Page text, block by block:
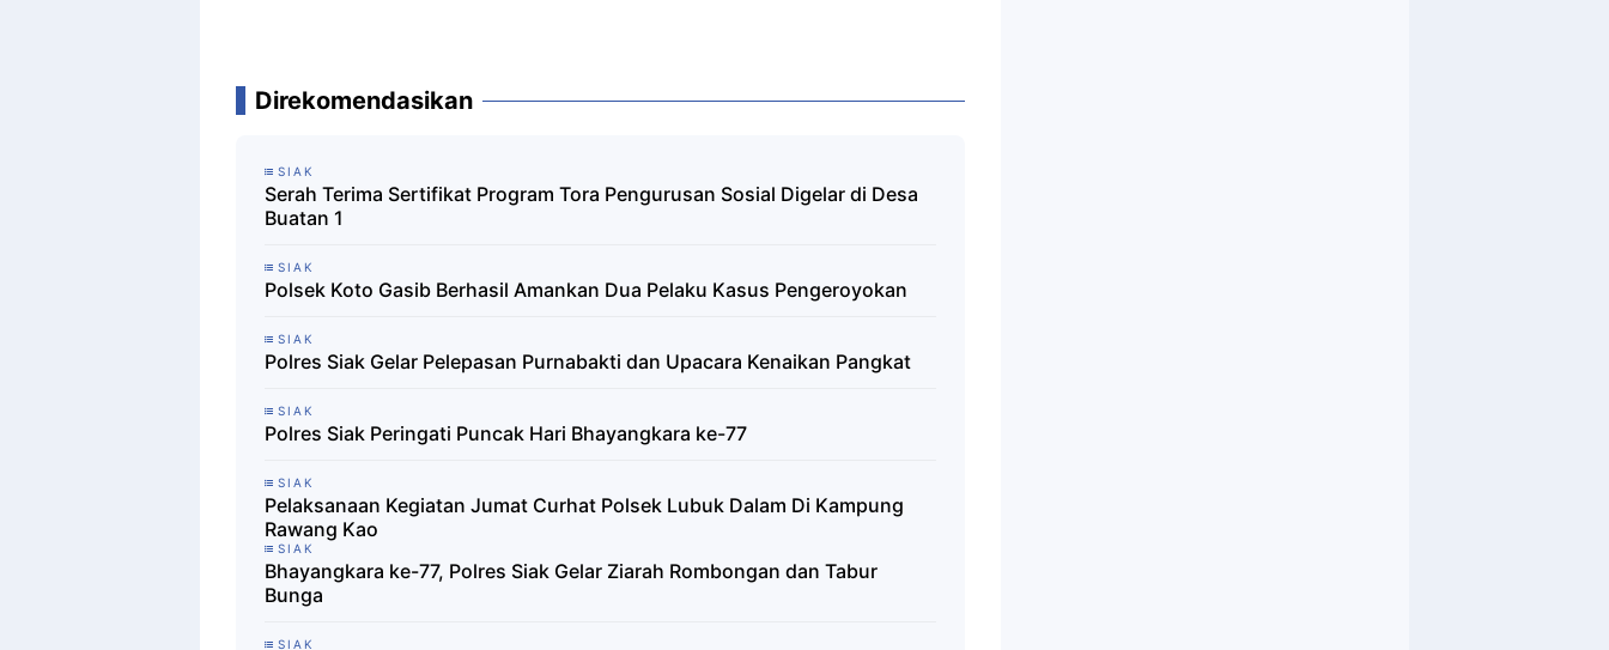
Direkomendasikan
SIAK
Serah Terima Sertifikat Program Tora Pengurusan Sosial Digelar di Desa
Buatan 1
SIAK
Polsek Koto Gasib Berhasil Amankan Dua Pelaku Kasus Pengeroyokan
SIAK
Polres Siak Gelar Pelepasan Purnabakti dan Upacara Kenaikan Pangkat
SIAK
Polres Siak Peringati Puncak Hari Bhayangkara ke-77
SIAK
Pelaksanaan Kegiatan Jumat Curhat Polsek Lubuk Dalam Di Kampung
Rawang Kao
SIAK
Bhayangkara ke-77, Polres Siak Gelar Ziarah Rombongan dan Tabur
Bunga
SIAK